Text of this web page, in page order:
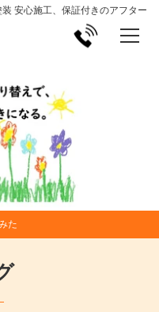
安心施工、保証付きのアフター
た